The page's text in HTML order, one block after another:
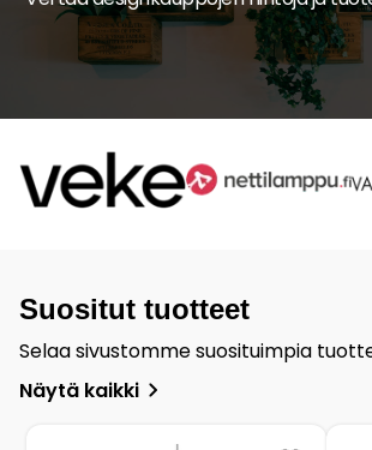
Suositut tuotteet
Selaa sivustomme suosituimpia
Näytä kaikki